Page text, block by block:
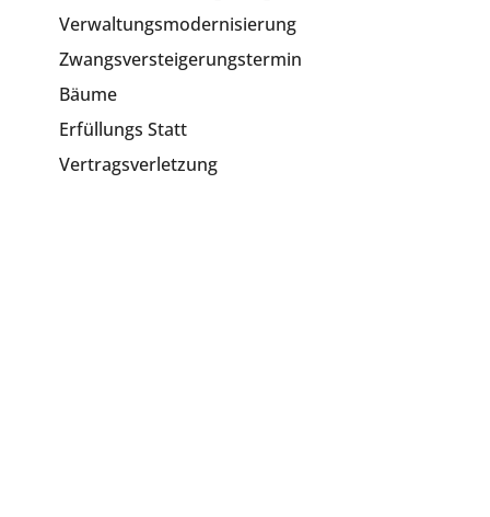
Verwaltungsmodernisierung
Zwangsversteigerungstermin
Bäume
Erfüllungs Statt
Vertragsverletzung